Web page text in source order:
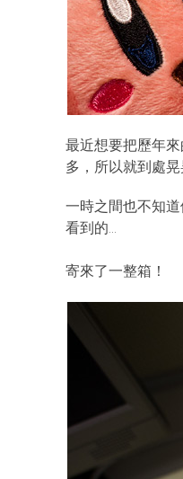
最近想要把歷年
多，所以就到處
一時之間也不知
看到的…
寄來了一整箱！